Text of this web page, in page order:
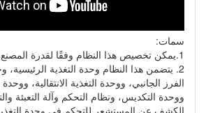
سمات:
1.يمكن تخصيص هذا النظام وفقًا لقدرة المصنع والمنتج لدى العميل.
2. يتضمن هذا النظام وحدة التغذية الرئيسية،
الفرز الجانبي، ووحدة التغذية الانتقالية، ووحدة
ووحدة التكديس، ونظام التحكم وآلة التعبئة
الكشف عن المستشعر للتحكم في وحدة التغذية